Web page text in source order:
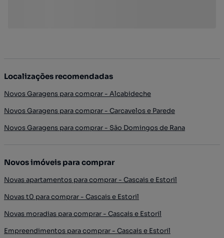
Localizações recomendadas
Novos Garagens para comprar - Alcabideche
Novos Garagens para comprar - Carcavelos e Parede
Novos Garagens para comprar - São Domingos de Rana
Novos imóveis para comprar
Novas apartamentos para comprar - Cascais e Estoril
Novas t0 para comprar - Cascais e Estoril
Novas moradias para comprar - Cascais e Estoril
Empreendimentos para comprar - Cascais e Estoril